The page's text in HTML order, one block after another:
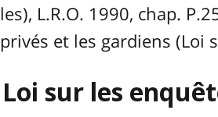
les), L.R.O. 1990, chap.
privés et les gardiens (Loi
Loi sur les